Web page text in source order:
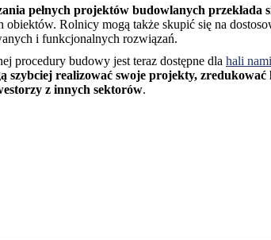
pełnych projektów budowlanych przekłada
Rolnicy mogą także skupić się na
i funkcjonalnych rozwiązań.
procedury budowy jest teraz dostępne dla hali
szybciej realizować swoje projekty,
z innych sektorów.